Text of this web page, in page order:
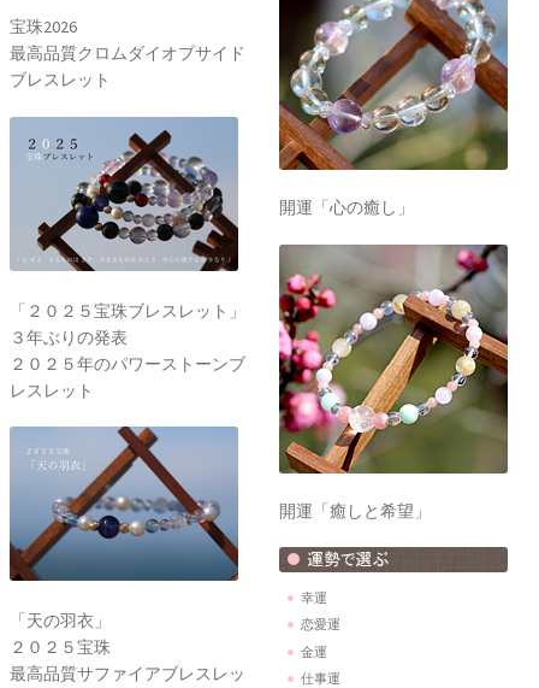
宝珠2026
最高品質クロムダイオプサイド
ブレスレット
「２０２５宝珠ブレスレット」
３年ぶりの発表
２０２５年のパワーストーンブ
レスレット
「天の羽衣」
２０２５宝珠
最高品質サファイアブレスレッ
開運「心の癒し」
開運「癒しと希望」
幸運
恋愛運
金運
仕事運